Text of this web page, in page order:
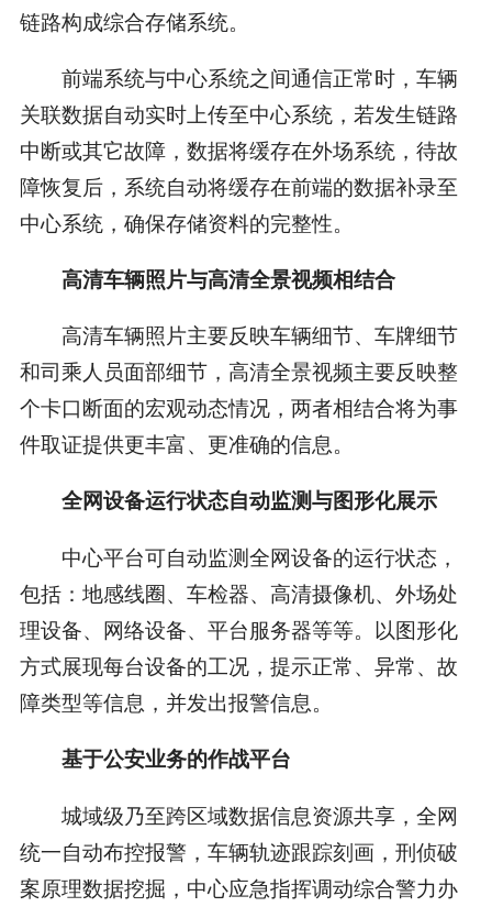
链路构成综合存储系统。
前端系统与中心系统之间通信正常时，车辆
关联数据自动实时上传至中心系统，若发生链路
中断或其它故障，数据将缓存在外场系统，待故
障恢复后，系统自动将缓存在前端的数据补录至
中心系统，确保存储资料的完整性。
高清车辆照片与高清全景视频相结合
高清车辆照片主要反映车辆细节、车牌细节
和司乘人员面部细节，高清全景视频主要反映整
个卡口断面的宏观动态情况，两者相结合将为事
件取证提供更丰富、更准确的信息。
全网设备运行状态自动监测与图形化展示
中心平台可自动监测全网设备的运行状态，
包括：地感线圈、车检器、高清摄像机、外场处
理设备、网络设备、平台服务器等等。以图形化
方式展现每台设备的工况，提示正常、异常、故
障类型等信息，并发出报警信息。
基于公安业务的作战平台
城域级乃至跨区域数据信息资源共享，全网
统一自动布控报警，车辆轨迹跟踪刻画，刑侦破
案原理数据挖掘，中心应急指挥调动综合警力办